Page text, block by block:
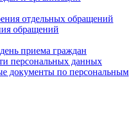
отдельных обращений
обращений
приема граждан
персональных данных
документы по персональным